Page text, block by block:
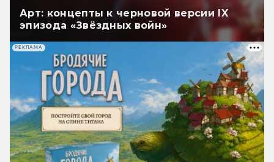
Арт: концепты к черновой версии IX
эпизода «Звёздных войн»
РЕКЛАМА